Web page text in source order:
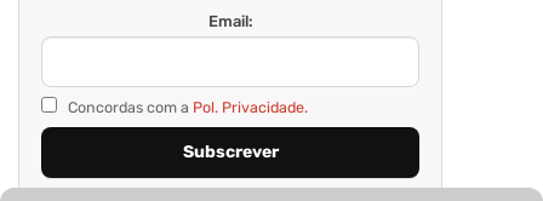
Email:
Concordas com a Pol. Privacidade.